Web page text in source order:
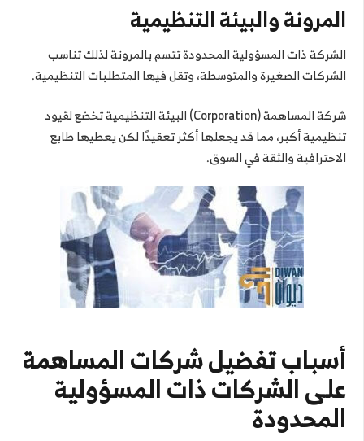
المرونة والبيئة التنظيمية
الشركة ذات المسؤولية المحدودة تتسم بالمرونة لذلك تناسب
الشركات الصغيرة والمتوسطة، وتقل فيها المتطلبات التنظيمية.
شركة المساهمة (Corporation) البيئة التنظيمية تخضع لقيود
تنظيمية أكبر، مما قد يجعلها أكثر تعقيدًا لكن يعطيها طابع
الاحترافية والثقة في السوق.
أسباب تفضيل شركات المساهمة
على الشركات ذات المسؤولية
المحدودة